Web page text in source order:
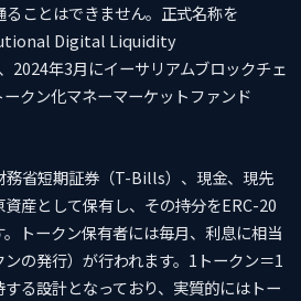
ことはできません。正式名称を
Digital Liquidity
2024年3月にイーサリアムブロックチェ
クン化マネーマーケットファンド
務省短期証券（T-Bills）、現金、現先
産として保有し、その持分をERC-20
トークン保有者には毎月、利息に相当
の発行）が行われます。1トークン＝1
る設計となっており、実質的にはトー